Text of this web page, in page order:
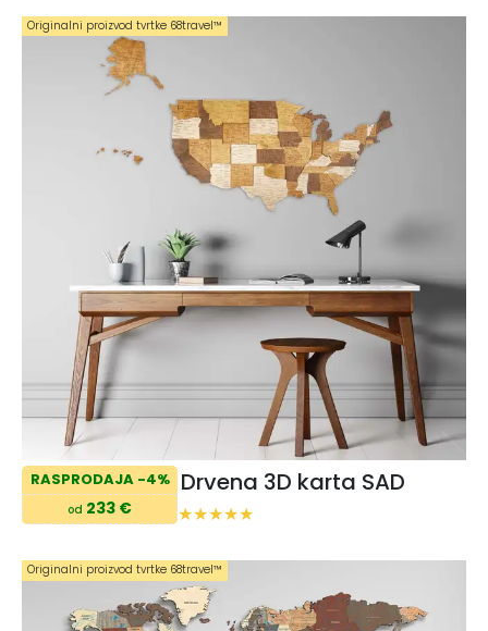
RASPRODAJA -4%
od 233 €
Drvena 3D karta SAD
Originalni proizvod tvrtke 68travel™️
Originalni proizvod tvrtke 68travel™️